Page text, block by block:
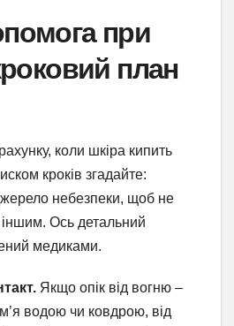
при
план
коли шкіра кипить
кроків згадайте:
небезпеки, щоб не
Ось детальний
медиками.
Якщо опік від вогню –
водою чи ковдрою, від